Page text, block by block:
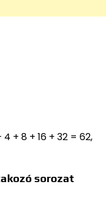
+ 8 + 16 + 32 = 62,
sorozat